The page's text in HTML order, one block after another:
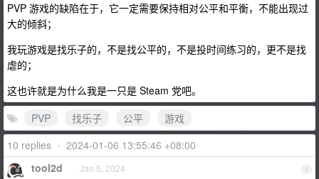
PVP 游戏的缺陷在于，它一定需要保持相对公平和平衡，不能出现过
大的倾斜；
我玩游戏是找乐子的，不是找公平的，不是投时间练习的，更不是找
虐的；
这也许就是为什么我是一只是 Steam 党吧。
PVP
找乐子 公平
游戏
10 replies • 2024-01-06 13:55:46 +08:00
1
tool2d Jan 5, 2024